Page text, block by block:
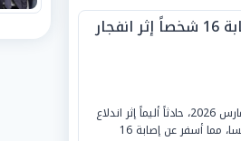
«حادث مأساوي بالفيوم».. إصابة 16 شخصاً إثر انفجار
شهدت محافظة الفيوم، اليوم الأحد 15 مارس 2026، حادثاً أليماً إثر اندلاع
حريق هائل بقرية «جردو» التابعة لمركز إطسا، مما أسفر عن إصابة 16